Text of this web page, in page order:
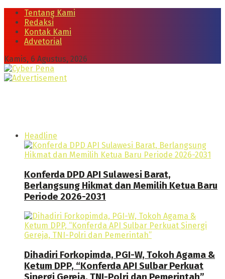
Tentang Kami
Redaksi
Kontak Kami
Advetorial
Kamis, 6 Agustus, 2026
Headline
Konferda DPD API Sulawesi Barat,
Berlangsung Hikmat dan Memilih Ketua Baru
Periode 2026-2031
Dihadiri Forkopimda, PGI-W, Tokoh Agama &
Ketum DPP, “Konferda API Sulbar Perkuat